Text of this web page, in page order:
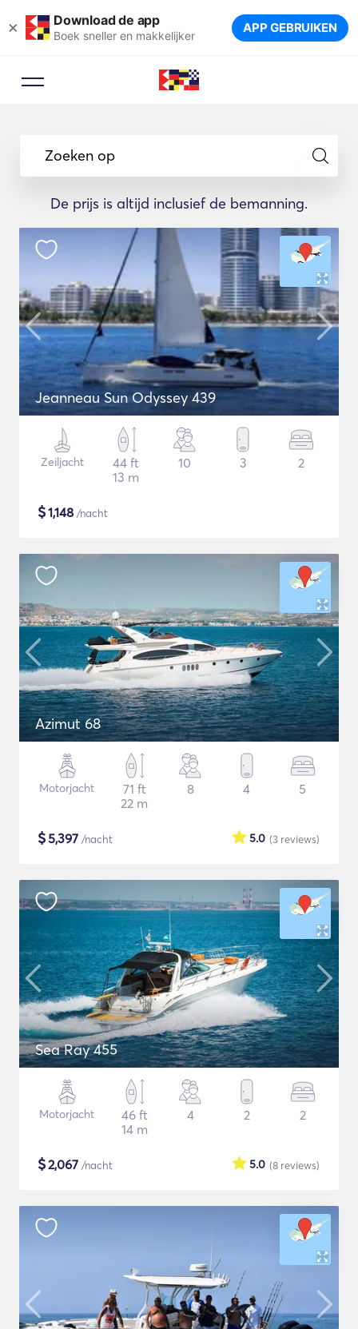
× Download de app
Boek sneller en makkelijker APP GEBRUIKEN
Zoeken op
De prijs is altijd inclusief de bemanning.
Jeanneau Sun Odyssey 439
Zeiljacht
44 ft
13 m
10 3 2
$1,148 /nacht
Azimut 68
Motorjacht
71 ft
22 m
8 4 5
$5,397 /nacht (3 reviews)
5.0
Sea Ray 455
Motorjacht
46 ft
14 m
4 2 2
$2,067 /nacht (8 reviews)
5.0